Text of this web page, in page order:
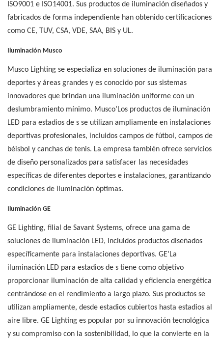
ISO9001 e ISO14001. Sus productos de iluminación diseñados y
fabricados de forma independiente han obtenido certificaciones
como CE, TUV, CSA, VDE, SAA, BIS y UL.
Iluminación Musco
Musco Lighting se especializa en soluciones de iluminación para
deportes y áreas grandes y es conocido por sus sistemas
innovadores que brindan una iluminación uniforme con un
deslumbramiento mínimo. Musco’Los productos de iluminación
LED para estadios de s se utilizan ampliamente en instalaciones
deportivas profesionales, incluidos campos de fútbol, ​​campos de
béisbol y canchas de tenis. La empresa también ofrece servicios
de diseño personalizados para satisfacer las necesidades
específicas de diferentes deportes e instalaciones, garantizando
condiciones de iluminación óptimas.
Iluminación GE
GE Lighting, filial de Savant Systems, ofrece una gama de
soluciones de iluminación LED, incluidos productos diseñados
específicamente para instalaciones deportivas. GE’La
iluminación LED para estadios de s tiene como objetivo
proporcionar iluminación de alta calidad y eficiencia energética
centrándose en el rendimiento a largo plazo. Sus productos se
utilizan ampliamente, desde estadios cubiertos hasta estadios al
aire libre. GE Lighting es popular por su innovación tecnológica
y su compromiso con la sostenibilidad, lo que la convierte en la